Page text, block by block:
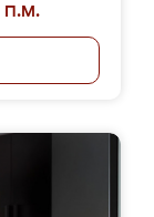
п.м.